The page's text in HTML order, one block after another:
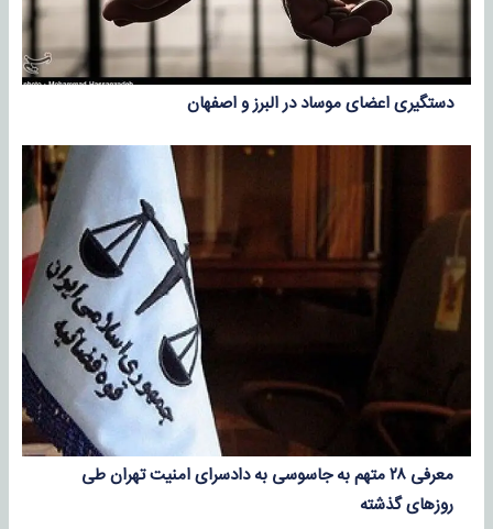
دستگیری اعضای موساد در البرز و اصفهان
معرفی ۲۸ متهم به جاسوسی به دادسرای امنیت تهران طی
روزهای گذشته